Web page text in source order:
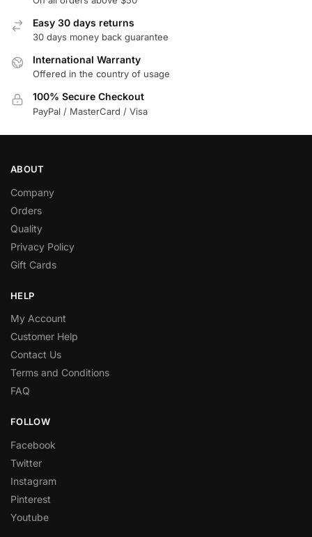
Easy 30 days returns
30 days money back guarantee
International Warranty
Offered in the country of usage
100% Secure Checkout
PayPal / MasterCard / Visa
ABOUT
Company
Orders
Quality
Privacy Policy
Gift Cards
HELP
My Account
Customer Help
Contact Us
Terms and Conditions
FAQ
FOLLOW
Facebook
Twitter
Instagram
Pinterest
Youtube